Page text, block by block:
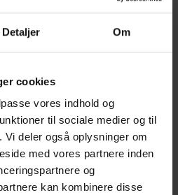
Detaljer Om
cookies
vores indhold og
til sociale medier og til
deler også oplysninger om
med vores partnere inden
og
kan kombinere disse
af, til en god snak med
ting at forholde sig til,
neutralisering og
og flåter kan presse sig på
på.
godbidder både ved
for, at gøre
oplevelse for din hund.
allerede nu presser sig på